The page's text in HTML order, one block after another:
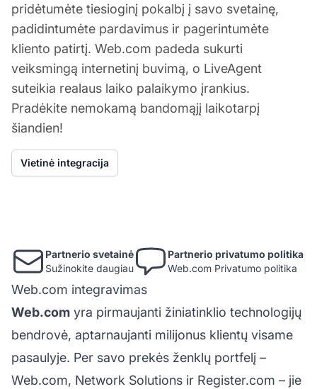
pridėtumėte tiesioginį pokalbį į savo svetainę,
padidintumėte pardavimus ir pagerintumėte
kliento patirtį. Web.com padeda sukurti
veiksmingą internetinį buvimą, o LiveAgent
suteikia realaus laiko palaikymo įrankius.
Pradėkite nemokamą bandomąjį laikotarpį
šiandien!
Vietinė integracija
Partnerio svetainė
Sužinokite daugiau
Partnerio privatumo politika
Web.com Privatumo politika
Web.com integravimas
Web.com yra pirmaujanti žiniatinklio technologijų
bendrovė, aptarnaujanti milijonus klientų visame
pasaulyje. Per savo prekės ženklų portfelį –
Web.com, Network Solutions ir Register.com – jie